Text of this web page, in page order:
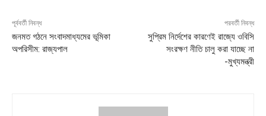
পূর্ববর্তী নিবন্ধ
জনমত গঠনে সংবাদমাধ্যমের ভূমিকা
অপরিসীম: রাজ্যপাল
পরবর্তী নিবন্ধ
সুপ্রিম নির্দেশের কারণেই রাজ্যে ওবিসি
সংরক্ষণ নীতি চালু করা যাচ্ছে না
-মুখ্যমন্ত্রী